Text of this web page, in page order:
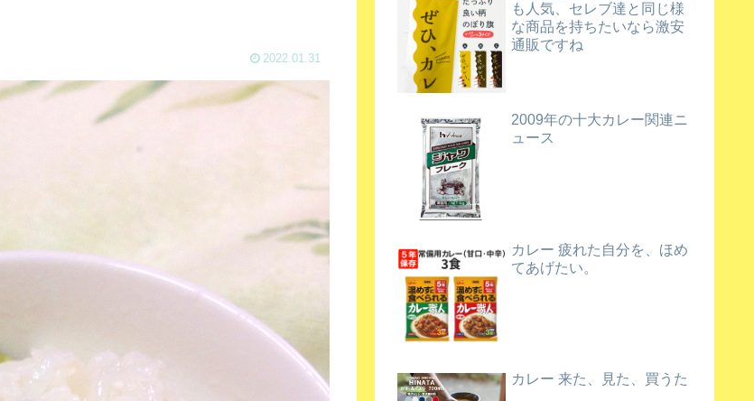
2022.01.31
も人気、セレブ達と同じ様
な商品を持ちたいなら激安
通販ですね
2009年の十大カレー関連ニ
ュース
カレー 疲れた自分を、ほめ
てあげたい。
カレー 来た、見た、買うた